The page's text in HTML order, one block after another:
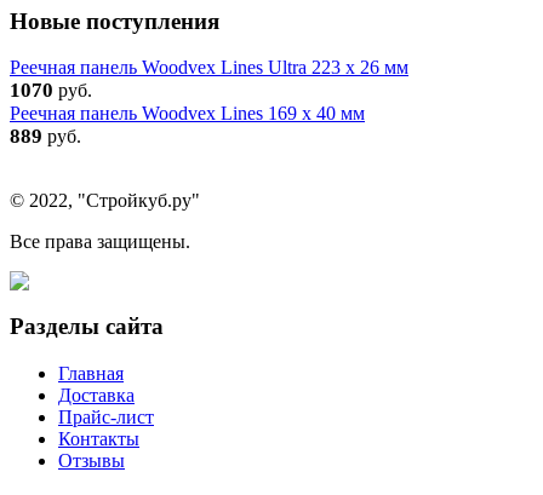
Новые поступления
Реечная панель Woodvex Lines Ultra 223 x 26 мм
1070 руб.
Реечная панель Woodvex Lines 169 x 40 мм
889 руб.
© 2022, "Стройкуб.ру"
Все права защищены.
Разделы сайта
Главная
Доставка
Прайс-лист
Контакты
Отзывы